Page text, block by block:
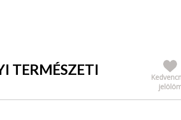
TERMÉSZETI